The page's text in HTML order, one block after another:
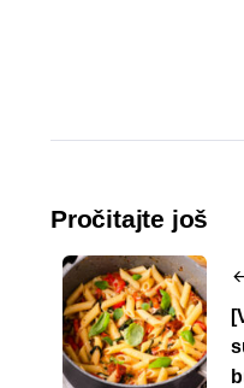
Pročitajte još